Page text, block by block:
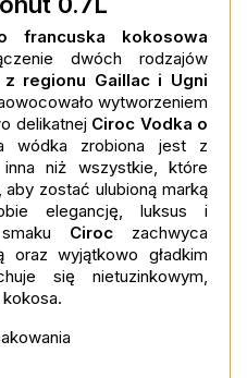
francuska kokosowa
dwóch rodzajów
z regionu Gaillac i Ugni
wytworzeniem
delikatnej Ciroc Vodka o
wódka zrobiona jest z
niż wszystkie, które
zostać ulubioną marką
elegancję, luksus i
Ciroc zachwyca
oraz wyjątkowo gładkim
się nietuzinkowym,